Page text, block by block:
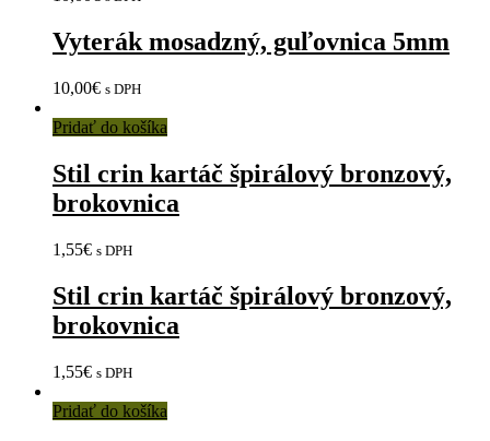
Vyterák mosadzný, guľovnica 5mm
10,00€ s DPH
Pridať do košíka
Stil crin kartáč špirálový bronzový,
brokovnica
1,55€ s DPH
Stil crin kartáč špirálový bronzový,
brokovnica
1,55€ s DPH
Pridať do košíka